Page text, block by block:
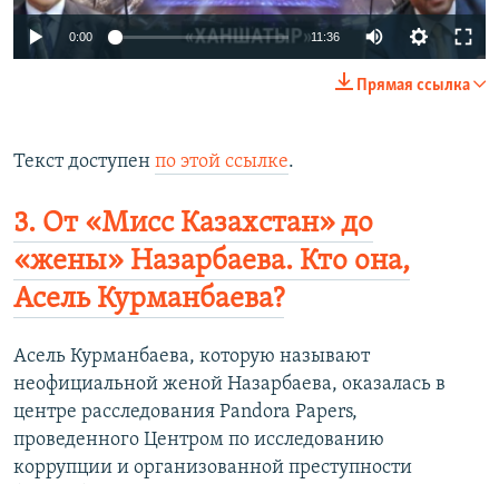
0:00 11:36
Прямая ссылка
Текст доступен по этой ссылке.
3. От «Мисс Казахстан» до
«жены» Назарбаева. Кто она,
Асель Курманбаева?
Асель Курманбаева, которую называют
неофициальной женой Назарбаева, оказалась в
центре расследования Pandora Papers,
проведенного Центром по исследованию
коррупции и организованной преступности